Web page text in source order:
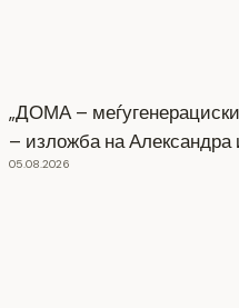
„ДОМА – меѓугенерациски
– изложба на Александра
05.08.2026